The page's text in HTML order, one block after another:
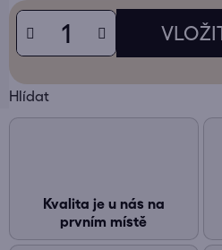
Hlídat
Kvalita je u nás na
prvním místě